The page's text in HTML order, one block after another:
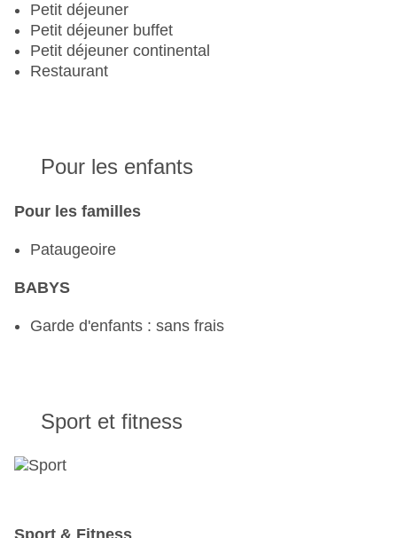
Petit déjeuner
Petit déjeuner buffet
Petit déjeuner continental
Restaurant
Pour les enfants
Pour les familles
Pataugeoire
BABYS
Garde d'enfants : sans frais
Sport et fitness